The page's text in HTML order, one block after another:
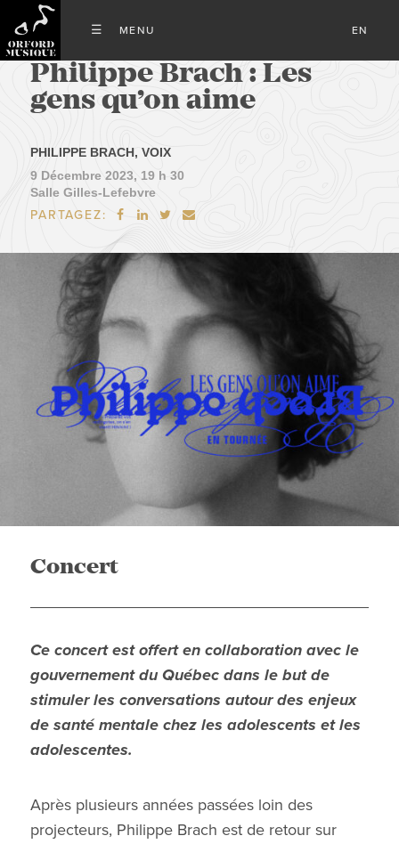
EN
Philippe Brach : Les
gens qu’on aime
PHILIPPE BRACH, VOIX
9 Décembre 2023, 19 h 30
Salle Gilles-Lefebvre
PARTAGEZ:    
Concert
Ce concert est offert en collaboration avec le
gouvernement du Québec dans le but de
stimuler les conversations autour des enjeux
de santé mentale chez les adolescents et les
adolescentes.
Après plusieurs années passées loin des
projecteurs, Philippe Brach est de retour sur